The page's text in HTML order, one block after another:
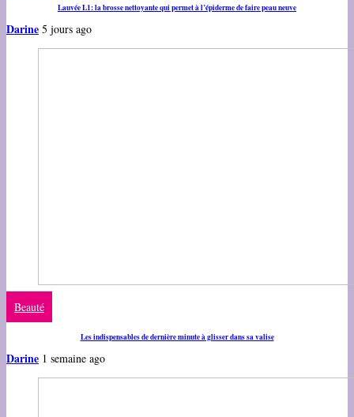
Lauvée L1: la brosse nettoyante qui permet à l’épiderme de faire peau neuve
Darine 5 jours ago
Beauté
Les indispensables de dernière minute à glisser dans sa valise
Darine 1 semaine ago